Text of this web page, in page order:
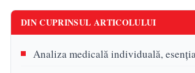
DIN CUPRINSUL ARTICOLULUI
Analiza medicală individuală,